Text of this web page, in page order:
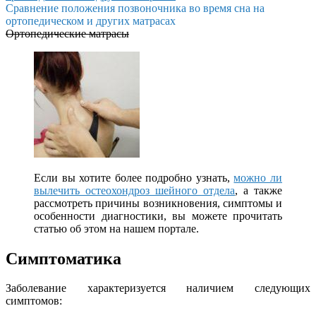
Сравнение положения позвоночника во время сна на
ортопедическом и других матрасах
Ортопедические матрасы
Если вы хотите более подробно узнать,можно ли
вылечить остеохондроз шейного отдела, а также
рассмотреть причины возникновения, симптомы и
особенности диагностики, вы можете прочитать
статью об этом на нашем портале.
Симптоматика
Заболевание характеризуется наличием следующих
симптомов: